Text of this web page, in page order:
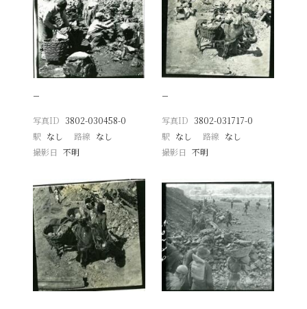
−
写真ID 3802-030458-0
駅 なし 路線 なし
撮影日
不明
−
写真ID 3802-031717-0
駅 なし 路線 なし
撮影日 不明